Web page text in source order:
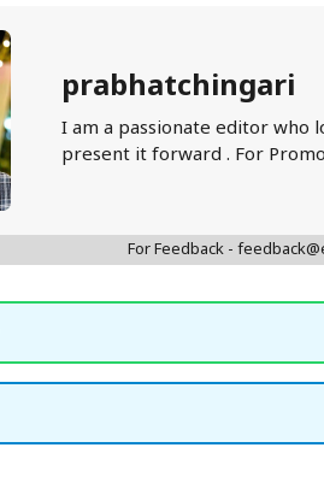
prabhatchingari
I am a passionate editor who
present it forward . For
For Feedback -